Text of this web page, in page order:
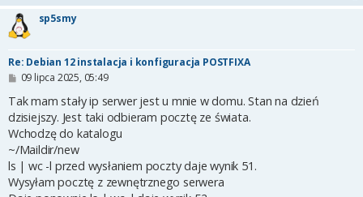
sp5smy
Re: Debian 12 instalacja i konfiguracja POSTFIXA
P
s
09 lipca 2025, 05:49
Tak mam stały ip serwer jest u mnie w domu. Stan na dzień
dzisiejszy. Jest taki odbieram pocztę ze świata.
Wchodzę do katalogu
~/Maildir/new
ls | wc -l przed wysłaniem poczty daje wynik 51.
Wysyłam pocztę z zewnętrznego serwera